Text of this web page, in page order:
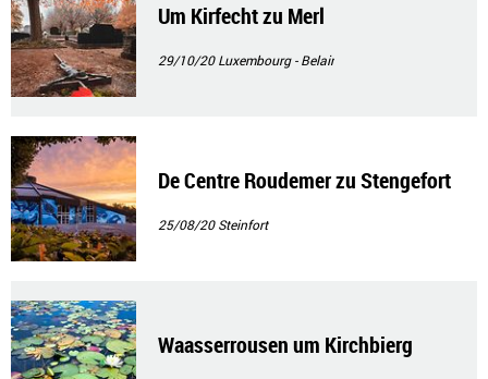
Um Kirfecht zu Merl
29/10/20Luxembourg - Belair
De Centre Roudemer zu Stengefort
25/08/20Steinfort
Waasserrousen um Kirchbierg